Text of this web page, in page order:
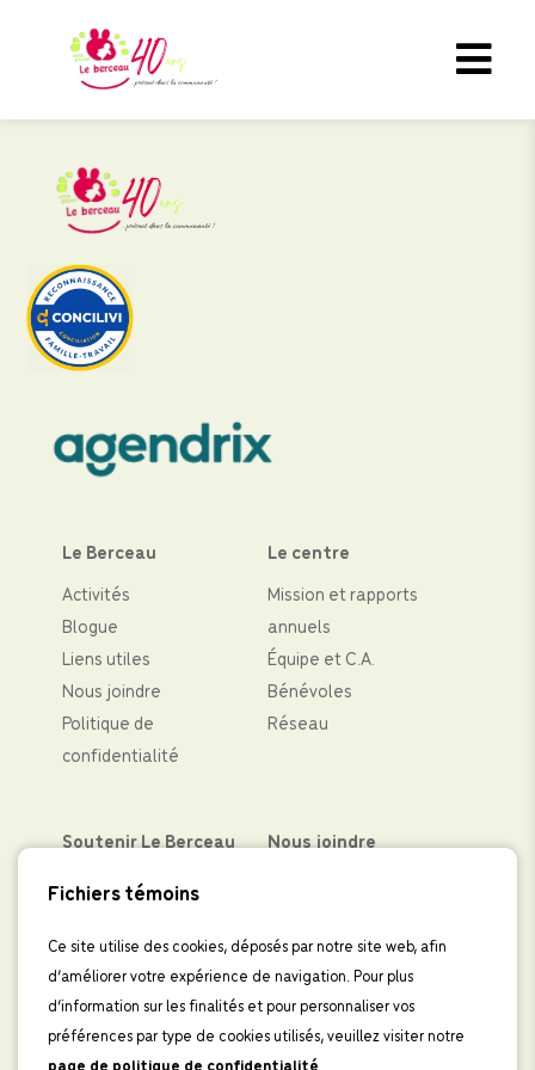
Le Berceau
Activités
Blogue
Liens utiles
Nous joindre
Politique de
confidentialité
Le centre
Mission et rapports
annuels
Équipe et C.A.
Bénévoles
Réseau
Soutenir Le Berceau
Partenaires financiers
Levées de fond
Boutique
Nous joindre
LinkedIn
IInscrivez-vous à
l’infolettre
Fichiers témoins
Ce site utilise des cookies, déposés par notre site web, afin
d’améliorer votre expérience de navigation. Pour plus
d’information sur les finalités et pour personnaliser vos
préférences par type de cookies utilisés, veuillez visiter notre
page de politique de confidentialité